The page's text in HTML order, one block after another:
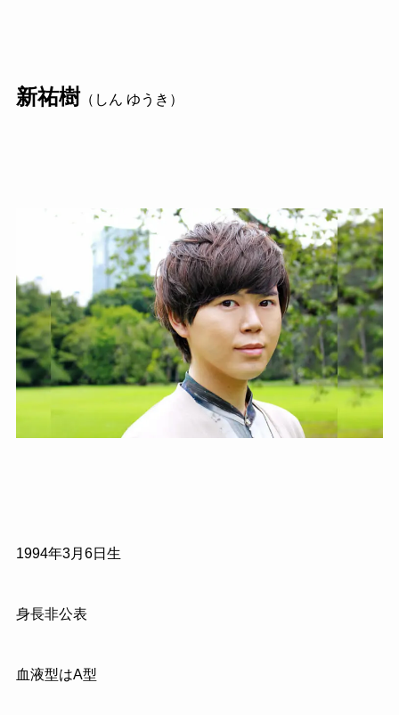
新祐樹 （しん ゆうき）
1994年3月6日生
身長非公表
血液型はA型